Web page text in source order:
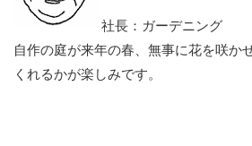
社長：ガーデニング
自作の庭が来年の春、無事に花を咲か
くれるかが楽しみです。